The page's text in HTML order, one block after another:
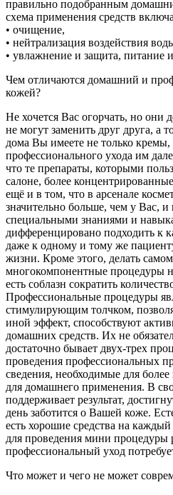
правильно подобранным
схема применения средств
• очищение,
• нейтрализация воздействия
• увлажнение и защита, питание
Чем отличаются домашний и
кожей?
Не хочется Вас огорчать, но они
не могут заменить друг друга, а
дома Вы имеете не только
профессионального ухода им
что те препараты, которыми
салоне, более
ещё и в том, что в арсенале
значительно больше, чем у Вас, и
специальными знаниями и
дифференцировано подходить к
даже к одному и тому же
жизни. Кроме этого, делать
многокомпонентные процедуры
есть соблазн сократить
Профессиональные процедуры
стимулирующим толчком,
иной эффект, способствуют
домашних средств. Их не
достаточно бывает двух-трех
проведения профессиональных
сведения, необходимые для
для домашнего применения. В
поддерживает результат,
день заботится о Вашей коже.
есть хорошие средства на
для проведения мини процедуры
профессиональный уход
Что может и чего не может